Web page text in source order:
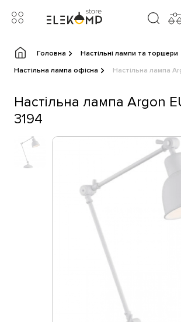
Головна
Настільні лампи та торшери
Настільна лампа офісна
Настільна лампа
Настільна лампа Argon
3194